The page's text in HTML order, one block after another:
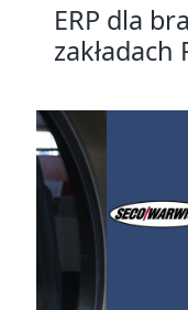
ERP dla
zakładach